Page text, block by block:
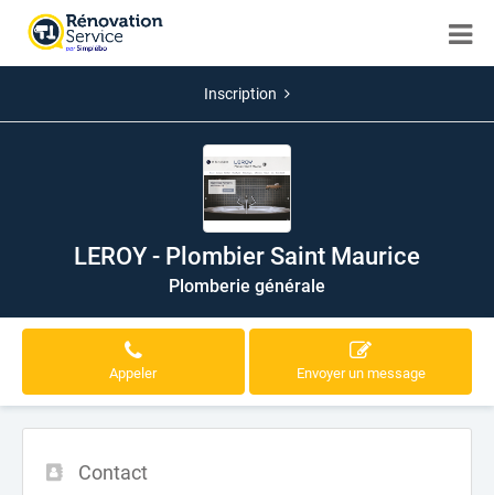
Inscription
LEROY - Plombier Saint Maurice
Plomberie générale
Appeler Envoyer un message
Contact